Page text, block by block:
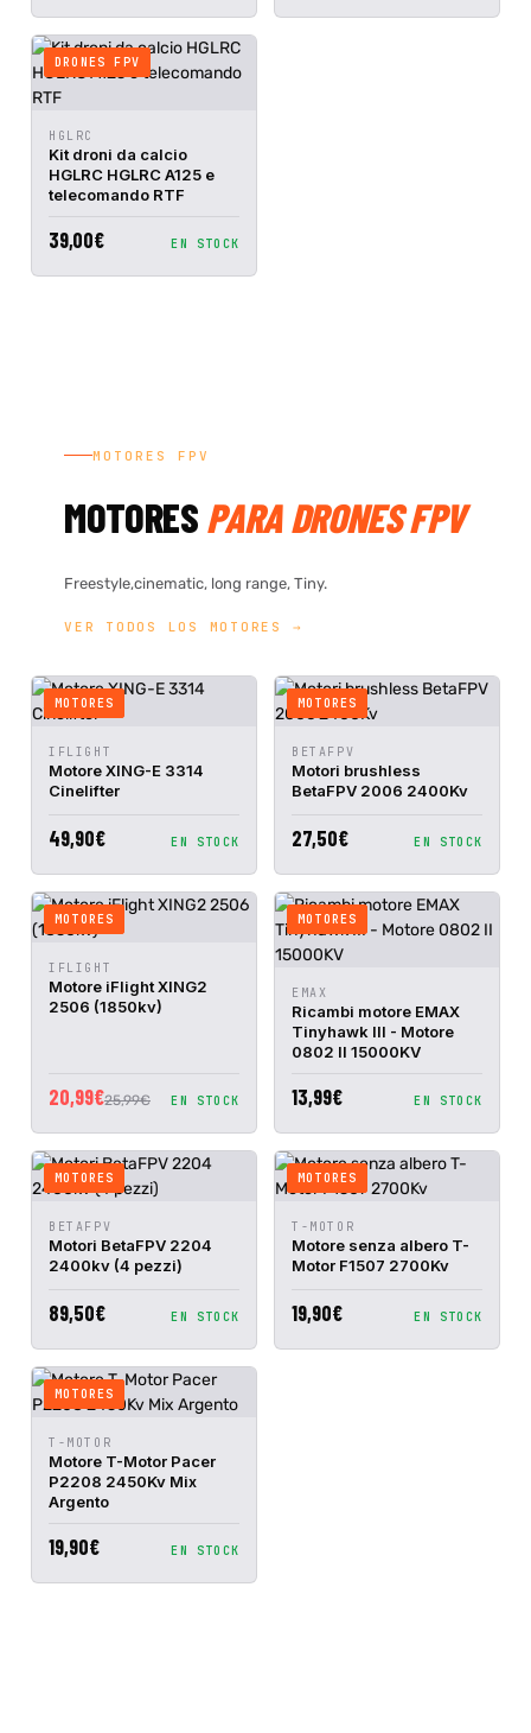
DRONES FPV
ANTEPRIMA
RAPIDA
AL
CARRELLO
HGLRC
Kit droni da calcio
HGLRC HGLRC A125 e
telecomando RTF
39,00€ EN STOCK
MOTORES FPV
MOTORESPARA DRONES FPV
Freestyle,cinematic, long range, Tiny.
VER TODOS LOS MOTORES →
MOTORES
ANTEPRIMA
RAPIDA
AL
IFLIGHT
Motore XING-E 3314
Cinelifter
49,90€ EN STOCK
MOTORES
ANTEPRIMA
RAPIDA
AL
CARRELLO
BETAFPV
Motori brushless
BetaFPV 2006 2400Kv
27,50€ EN STOCK
MOTORES
ANTEPRIMA
RAPIDA
AL
CARRELLO
IFLIGHT
Motore iFlight XING2
2506 (1850kv)
20,99€25,99€ EN STOCK
MOTORES
ANTEPRIMA
RAPIDA
AL
CARRELLO
EMAX
Ricambi motore EMAX
Tinyhawk III - Motore
0802 II 15000KV
13,99€ EN STOCK
MOTORES
ANTEPRIMA
RAPIDA
AL
CARRELLO
BETAFPV
Motori BetaFPV 2204
2400kv (4 pezzi)
89,50€ EN STOCK
MOTORES
ANTEPRIMA
RAPIDA
AL
CARRELLO
T-MOTOR
Motore senza albero T-
Motor F1507 2700Kv
19,90€ EN STOCK
MOTORES
ANTEPRIMA
RAPIDA
AL
CARRELLO
T-MOTOR
Motore T-Motor Pacer
P2208 2450Kv Mix
Argento
19,90€ EN STOCK